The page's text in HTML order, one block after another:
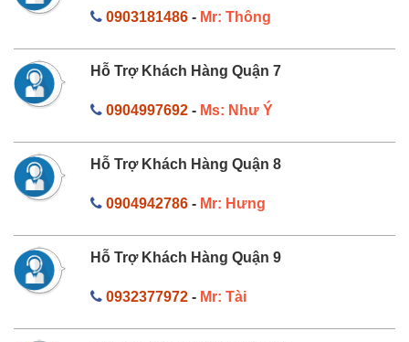
0903181486- Mr: Thông
Hỗ Trợ Khách Hàng Quận 7
0904997692- Ms: Như Ý
Hỗ Trợ Khách Hàng Quận 8
0904942786- Mr: Hưng
Hỗ Trợ Khách Hàng Quận 9
0932377972- Mr: Tài